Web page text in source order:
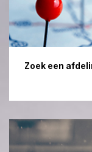
Zoek een